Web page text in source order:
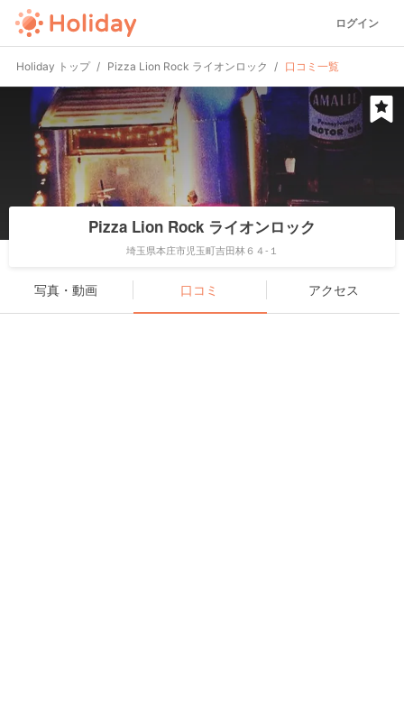
ログイン
Holiday トップ Pizza Lion Rock ライオンロック 口コミ一覧
Pizza Lion Rock ライオンロック
埼玉県本庄市児玉町吉田林６４-１
写真・動画 口コミ アクセス